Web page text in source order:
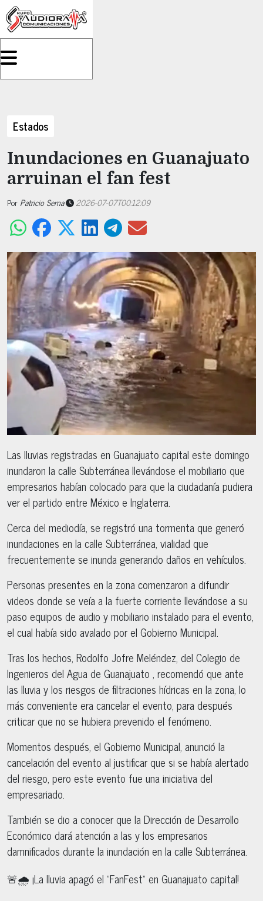
Estados
Inundaciones en Guanajuato
arruinan el fan fest
Por Patricio Serna 2026-07-07T00:12:09
Las lluvias registradas en Guanajuato capital este domingo
inundaron la calle Subterránea llevándose el mobiliario que
empresarios habían colocado para que la ciudadanía pudiera
ver el partido entre México e Inglaterra.
Cerca del mediodía, se registró una tormenta que generó
inundaciones en la calle Subterránea, vialidad que
frecuentemente se inunda generando daños en vehículos.
Personas presentes en la zona comenzaron a difundir
videos donde se veía a la fuerte corriente llevándose a su
paso equipos de audio y mobiliario instalado para el evento,
el cual había sido avalado por el Gobierno Municipal.
Tras los hechos, Rodolfo Jofre Meléndez, del Colegio de
Ingenieros del Agua de Guanajuato , recomendó que ante
las lluvia y los riesgos de filtraciones hídricas en la zona, lo
más conveniente era cancelar el evento, para después
criticar que no se hubiera prevenido el fenómeno.
Momentos después, el Gobierno Municipal, anunció la
cancelación del evento al justificar que si se había alertado
del riesgo, pero este evento fue una iniciativa del
empresariado.
También se dio a conocer que la Dirección de Desarrollo
Económico dará atención a las y los empresarios
damnificados durante la inundación en la calle Subterránea.
🚨🌧️ ¡La lluvia apagó el "FanFest" en Guanajuato capital!